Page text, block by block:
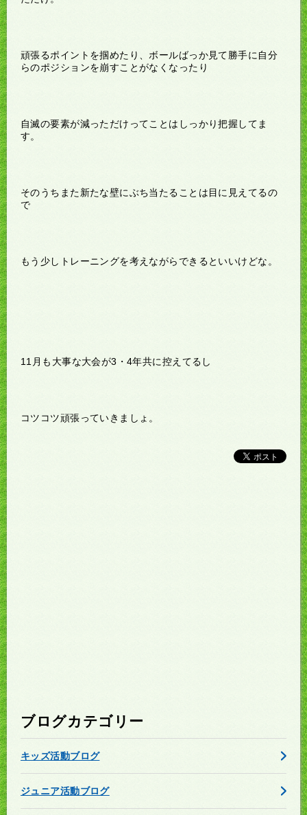
頑張るポイントを掴めたり、ボールばっか見て勝手に自分
らのポジションを崩すことがなくなったり
自滅の要素が減っただけってことはしっかり把握してま
す。
そのうちまた新たな壁にぶち当たることは目に見えてるの
で
もう少しトレーニングを考えながらできるといいけどな。
11月も大事な大会が3・4年共に控えてるし
コツコツ頑張っていきましょ。
ブログカテゴリー
キッズ活動ブログ
ジュニア活動ブログ